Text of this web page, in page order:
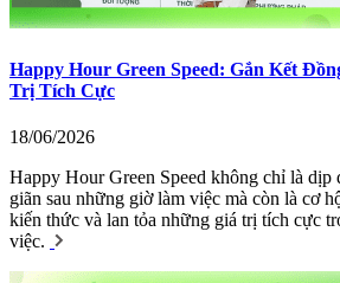
Happy Hour Green Speed: Gắn Kết
Trị Tích Cực
18/06/2026
Happy Hour Green Speed không chỉ là dịp
giãn sau những giờ làm việc mà còn là cơ
kiến thức và lan tỏa những giá trị tích cực
việc.